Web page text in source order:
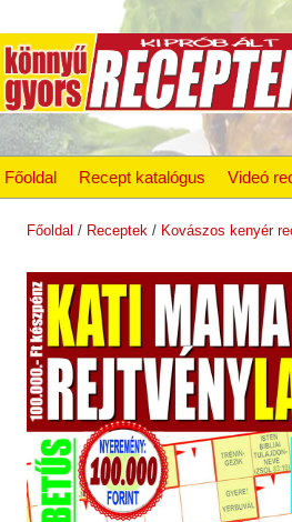
Főoldal Recept katalógus Videó
Főoldal / Receptek / Kovászos kenyér